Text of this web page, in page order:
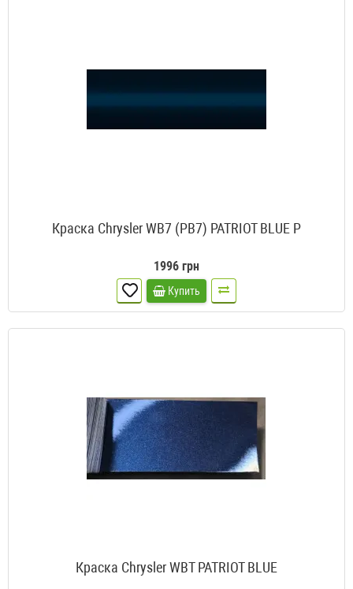
Краска Chrysler WB7 (PB7) PATRIOT BLUE P
1996 грн
Купить
Краска Chrysler WBT PATRIOT BLUE